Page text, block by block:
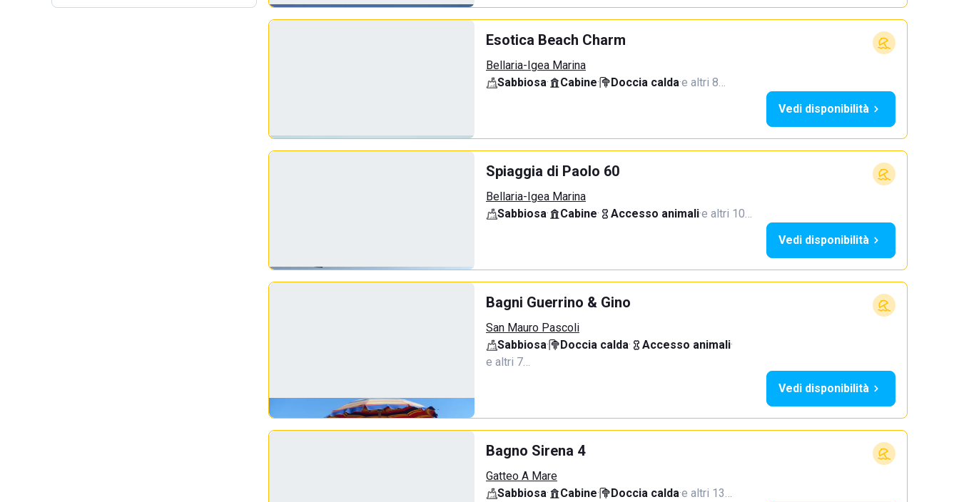
Esotica Beach Charm
Bellaria-Igea Marina
Sabbiosa· Cabine· Doccia calda·e altri 8…
Vedi disponibilità
Spiaggia di Paolo 60
Bellaria-Igea Marina
Sabbiosa· Cabine· Accesso animali·e altri 10…
Vedi disponibilità
Bagni Guerrino & Gino
San Mauro Pascoli
Sabbiosa· Doccia calda· Accesso animali·
e altri 7…
Vedi disponibilità
Bagno Sirena 4
Gatteo A Mare
Sabbiosa· Cabine· Doccia calda·e altri 13…